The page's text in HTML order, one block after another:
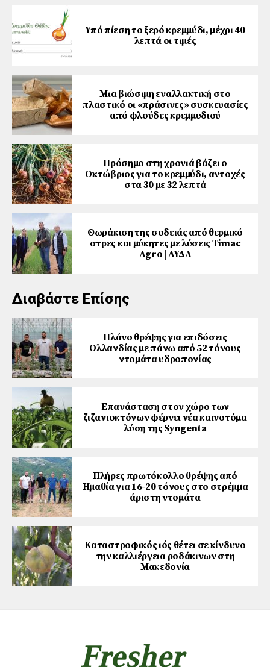
Υπό πίεση το ξερό κρεμμύδι, μέχρι 40
λεπτά οι τιμές
Μια βιώσιμη εναλλακτική στο
πλαστικό οι «πράσινες» συσκευασίες
από φλούδες κρεμμυδιού
Πρόσημο στη χρονιά βάζει ο
Οκτώβριος για το κρεμμύδι, αντοχές
στα 30 με 32 λεπτά
Θωράκιση της σοδειάς από θερμικό
στρες και μύκητες με λύσεις Timac
Agro | ΛΥΔΑ
Διαβάστε Επίσης
Πλάνο θρέψης για επιδόσεις
Ολλανδίας με πάνω από 52 τόνους
ντομάτα υδροπονίας
Επανάσταση στον χώρο των
ζιζανιοκτόνων φέρνει νέα καινοτόμα
λύση της Syngenta
Πλήρες πρωτόκολλο θρέψης από
Ημαθία για 16-20 τόνους στο στρέμμα
άριστη ντομάτα
Καταστροφικός ιός θέτει σε κίνδυνο
την καλλιέργεια ροδάκινων στη
Μακεδονία